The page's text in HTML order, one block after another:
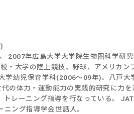
2007年広島大学大学院生物圏科学研
・大学の陸上競技、野球、アメリカン
学幼児保育学科(2006～09年)、八戸大
の体力・運動能力の実践的研究に力を
レーニング指導を行なっている。
ング指導学会世話人。